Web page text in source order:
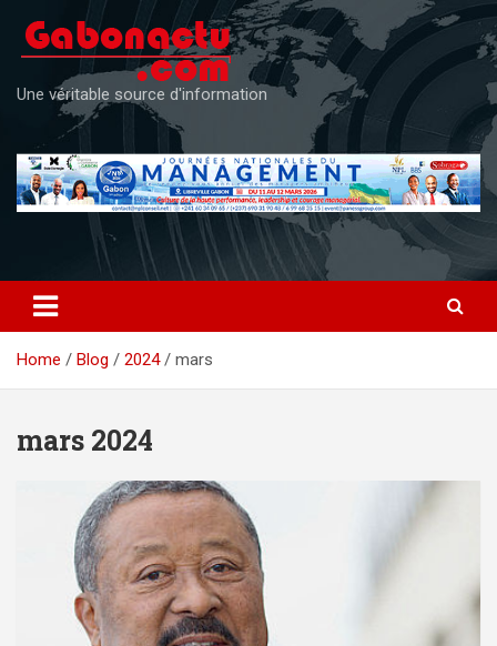
content
Une véritable source d'information
Home Blog 2024 mars
mars 2024